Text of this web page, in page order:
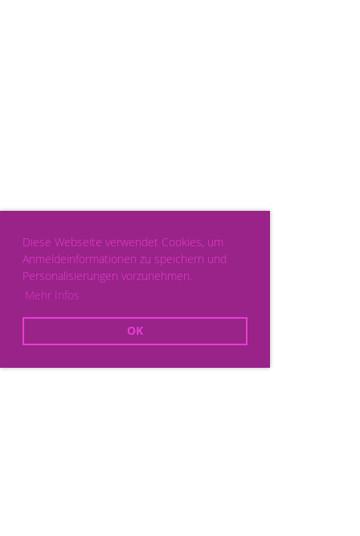
Diese Webseite verwendet Cookies, um
Anmeldeinformationen zu speichern und
Personalisierungen vorzunehmen.
Mehr Infos
OK